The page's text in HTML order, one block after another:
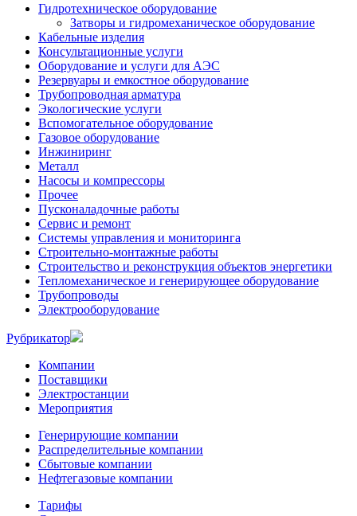
Гидротехническое оборудование
Затворы и гидромеханическое оборудование
Кабельные изделия
Консультационные услуги
Оборудование и услуги для АЭС
Резервуары и емкостное оборудование
Трубопроводная арматура
Экологические услуги
Вспомогательное оборудование
Газовое оборудование
Инжиниринг
Металл
Насосы и компрессоры
Прочее
Пусконаладочные работы
Сервис и ремонт
Системы управления и мониторинга
Строительно-монтажные работы
Строительство и реконструкция объектов энергетики
Тепломеханическое и генерирующее оборудование
Трубопроводы
Электрооборудование
Рубрикатор
Компании
Поставщики
Электростанции
Мероприятия
Генерирующие компании
Распределительные компании
Сбытовые компании
Нефтегазовые компании
Тарифы